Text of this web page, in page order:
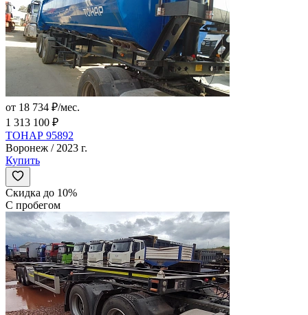
от 18 734 ₽/мес.
1 313 100 ₽
ТОНАР 95892
Воронеж / 2023 г.
Купить
Скидка до 10%
С пробегом